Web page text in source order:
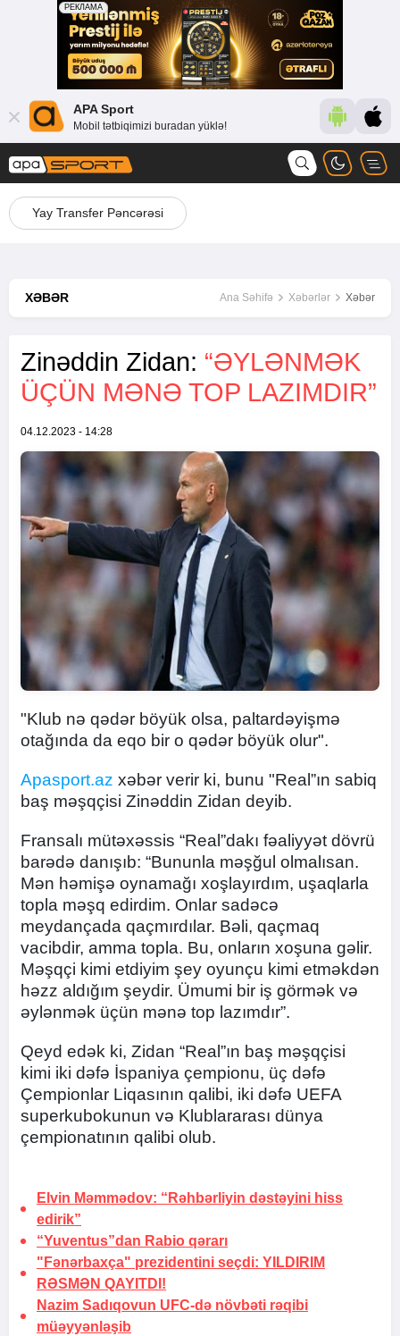
APA Sport
Mobil tətbiqimizi buradan yüklə!
Yay Transfer Pəncərəsi
XƏBƏR Ana Səhifə Xəbərlər Xəbər
Zinəddin Zidan: “ƏYLƏNMƏK
ÜÇÜN MƏNƏ TOP LAZIMDIR”
04.12.2023 - 14:28
"Klub nə qədər böyük olsa, paltardəyişmə
otağında da eqo bir o qədər böyük olur".
Apasport.az xəbər verir ki, bunu "Real”ın sabiq
baş məşqçisi Zinəddin Zidan deyib.
Fransalı mütəxəssis “Real”dakı fəaliyyət dövrü
barədə danışıb: “Bununla məşğul olmalısan.
Mən həmişə oynamağı xoşlayırdım, uşaqlarla
topla məşq edirdim. Onlar sadəcə
meydançada qaçmırdılar. Bəli, qaçmaq
vacibdir, amma topla. Bu, onların xoşuna gəlir.
Məşqçi kimi etdiyim şey oyunçu kimi etməkdən
həzz aldığım şeydir. Ümumi bir iş görmək və
əylənmək üçün mənə top lazımdır”.
Qeyd edək ki, Zidan “Real”ın baş məşqçisi
kimi iki dəfə İspaniya çempionu, üç dəfə
Çempionlar Liqasının qalibi, iki dəfə UEFA
superkubokunun və Klublararası dünya
çempionatının qalibi olub.
Elvin Məmmədov: “Rəhbərliyin dəstəyini hiss
edirik”
“Yuventus”dan Rabio qərarı
"Fənərbaxça" prezidentini seçdi: YILDIRIM
RƏSMƏN QAYITDI!
Nazim Sadıqovun UFC-də növbəti rəqibi
müəyyənləşib